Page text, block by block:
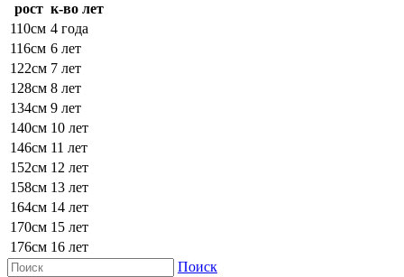
рост к-во лет
110см 4 года
116см 6 лет
122см 7 лет
128см 8 лет
134см 9 лет
140см 10 лет
146см 11 лет
152см 12 лет
158см 13 лет
164см 14 лет
170см 15 лет
176см 16 лет
Поиск